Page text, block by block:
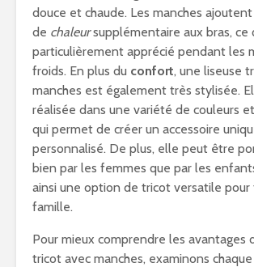
douce et chaude. Les manches
de chaleursupplémentaire aux bras, ce
particulièrement apprécié pendant les
froids. En plus du confort, une liseuse
manches est également très stylisée.
réalisée dans une variété de couleurs
qui permet de créer un accessoire
personnalisé. De plus, elle peut être
bien par les femmes que par les
ainsi une option de tricot versatile
famille.
Pour mieux comprendre les avantages
tricot avec manches, examinons